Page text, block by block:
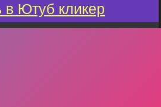
в Ютуб кликер